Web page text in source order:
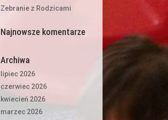
Zebranie z Rodzicami
Najnowsze komentarze
Archiwa
lipiec 2026
czerwiec 2026
kwiecień 2026
marzec 2026